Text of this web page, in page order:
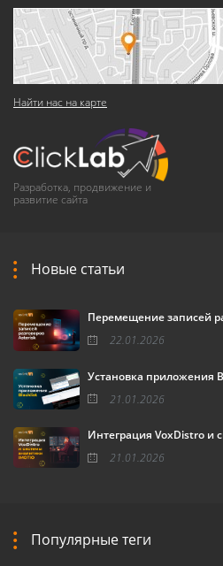
Найти нас на карте
Разработка, продвижение и
развитие сайта
Новые статьи
Перемещение записей
22.01.2026
Установка приложения
21.01.2026
Интеграция VoxDistro и
21.01.2026
Популярные теги